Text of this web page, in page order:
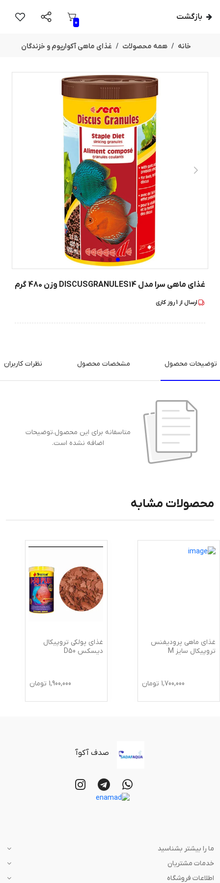
بازگشت
0
خانه همه محصولات غذای ماهی آکواریوم و خزندگان
غذای ماهی سرا مدل DISCUSGRANULES14 وزن 480 گرم
ارسال از 1روز کاری
توضیحات محصول مشخصات محصول نظرات کاربران
متاسفانه برای این محصول،توضیحات
اضافه نشده است.
محصولات مشابه
غذای ماهی پرودیفنس
تروپیکال سایز M
1,700,000 تومان
غذای پولکی تروپیکال
دیسکس D50
1,900,000 تومان
صدف آکوآ
ما را بیشتر بشناسید
خدمات مشتریان
اطلاعات فروشگاه